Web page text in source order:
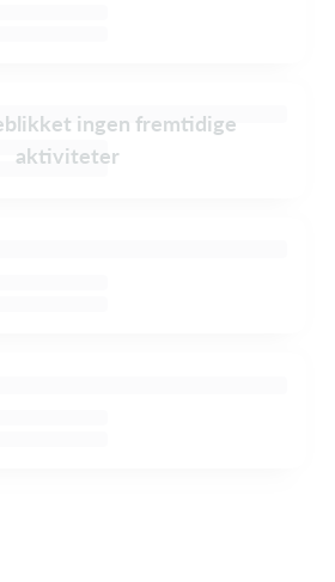
ingen fremtidige
aktiviteter